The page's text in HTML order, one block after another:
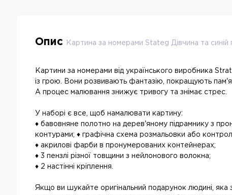
Опис Картина за номерами Stateg Дівчина та
Картини за номерами від українського виробника
із грою. Вони розвивають фантазію, покращують
А процес малювання знижує тривогу та знімає стрес.
У наборі є все, щоб намалювати картину:
♦ бавовняне полотно на дерев'яному підрамнику з
контурами; ♦ графічна схема розмальовки або
♦ акрилові фарби в пронумерованих контейнерах;
♦ 3 пензлі різної товщини з нейлонового волокна;
♦ 2 настінні кріплення.
Якщо ви шукайте оригінальний подарунок людині, яка